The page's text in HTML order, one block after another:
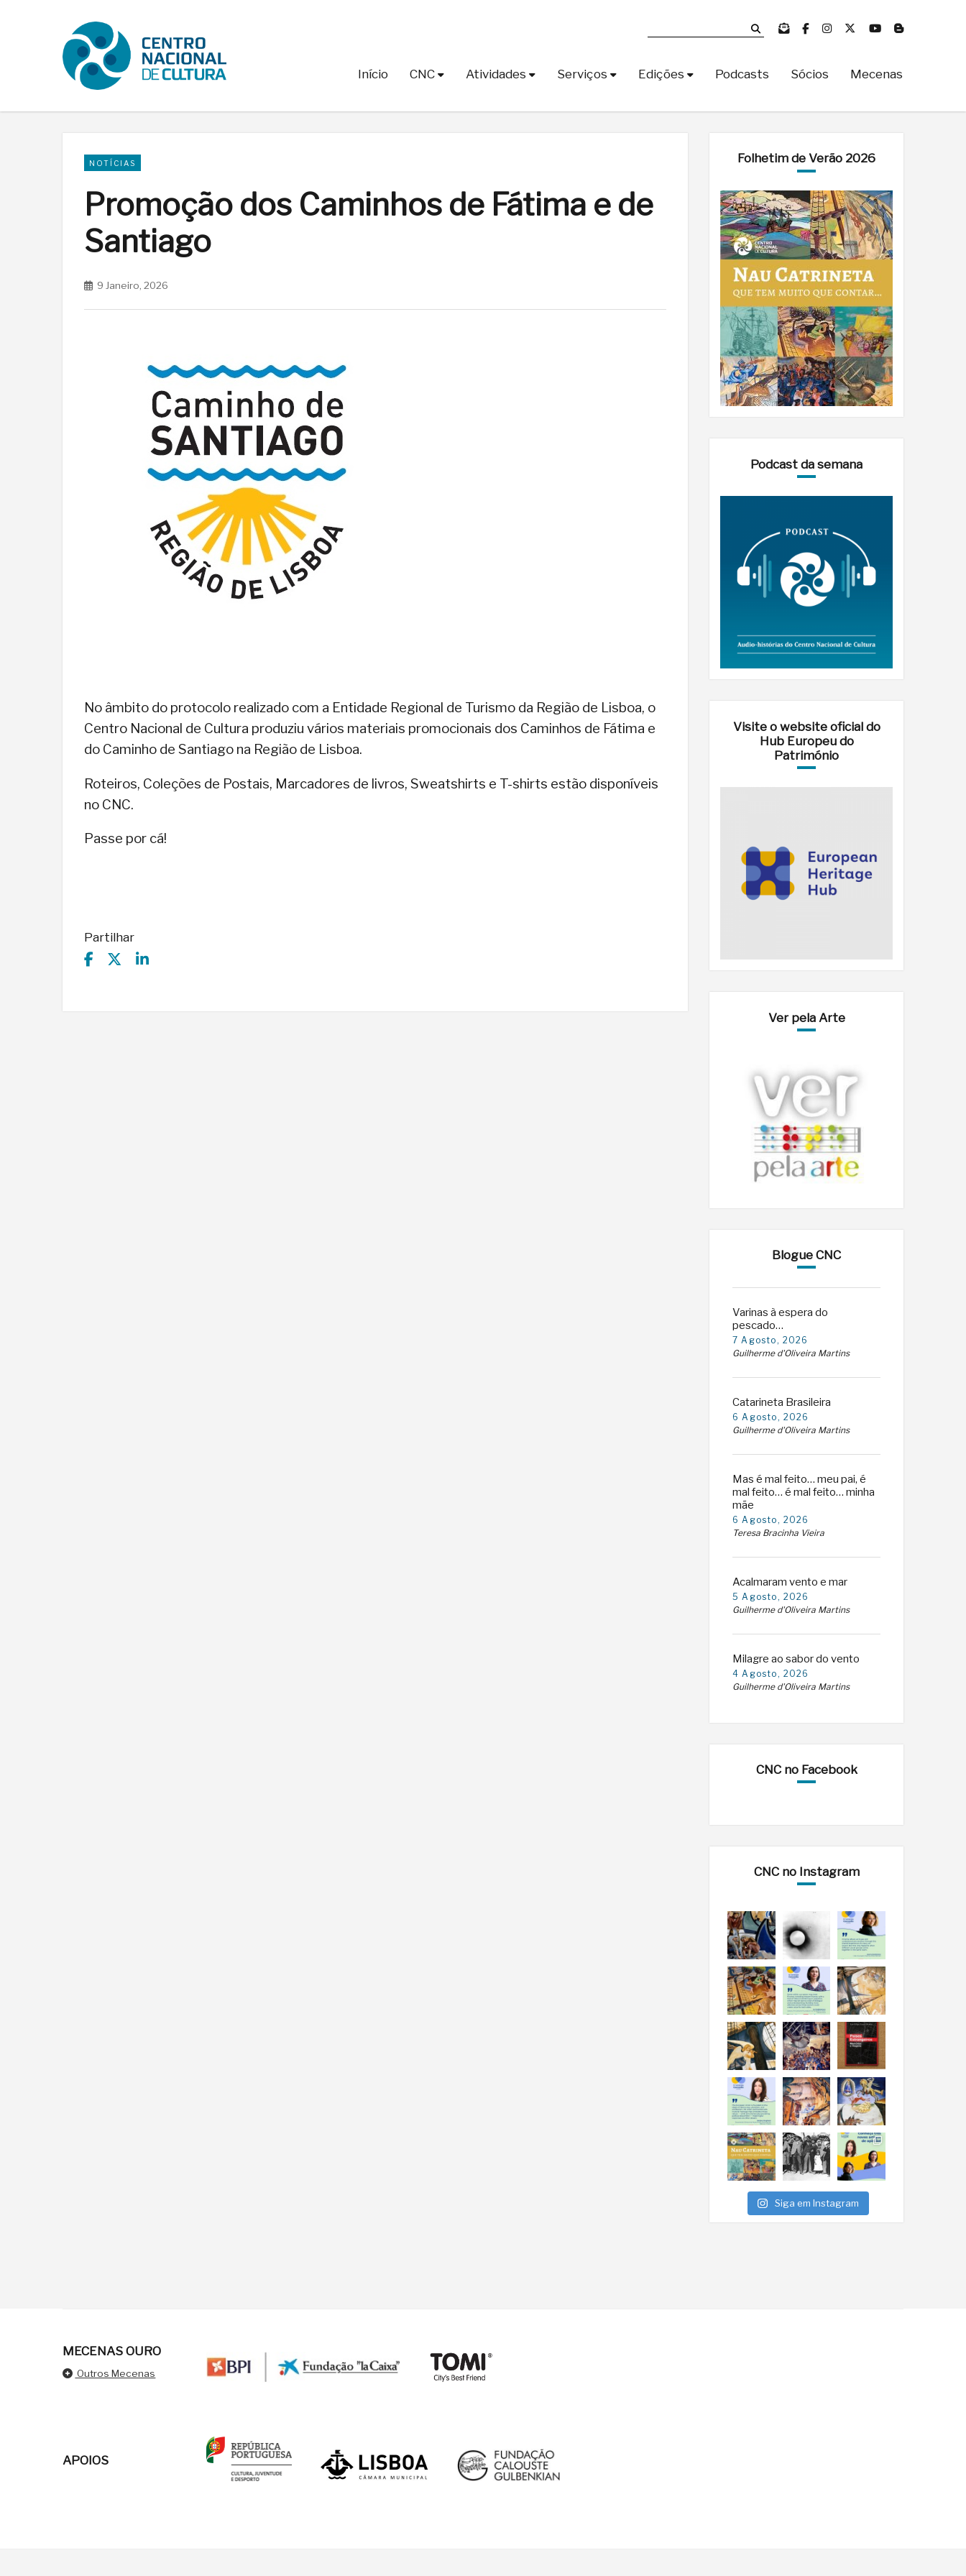
Início CNC Atividades Serviços Edições Podcasts Sócios Mecenas
NOTÍCIAS
Promoção dos Caminhos de Fátima e de
Santiago
9 Janeiro, 2026
No âmbito do protocolo realizado com a Entidade Regional de Turismo da Região de Lisboa, o
Centro Nacional de Cultura produziu vários materiais promocionais dos Caminhos de Fátima e
do Caminho de Santiago na Região de Lisboa.
Roteiros, Coleções de Postais, Marcadores de livros, Sweatshirts e T-shirts estão disponíveis
no CNC.
Passe por cá!
Partilhar
Folhetim de Verão 2026
Podcast da semana
Visite o website oficial do
Hub Europeu do
Património
Ver pela Arte
Blogue CNC
Varinas à espera do
pescado…
7 Agosto, 2026
Guilherme d'Oliveira Martins
Catarineta Brasileira
6 Agosto, 2026
Guilherme d'Oliveira Martins
Mas é mal feito… meu pai, é
mal feito… é mal feito… minha
mãe
6 Agosto, 2026
Teresa Bracinha Vieira
Acalmaram vento e mar
5 Agosto, 2026
Guilherme d'Oliveira Martins
Milagre ao sabor do vento
4 Agosto, 2026
Guilherme d'Oliveira Martins
CNC no Facebook
CNC no Instagram
Siga em Instagram
MECENAS OURO
Outros Mecenas
APOIOS